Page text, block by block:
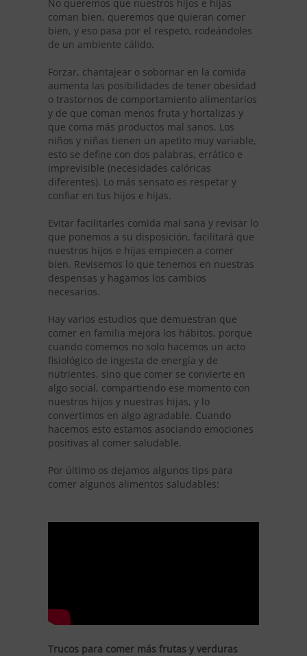
No queremos que nuestros hijos e hijas
coman bien, queremos que quieran comer
bien, y eso pasa por el respeto, rodeándoles
de un ambiente cálido.
Forzar, chantajear o sobornar en la comida
aumenta las posibilidades de tener obesidad
o trastornos de comportamiento alimentarios
y de que coman menos fruta y hortalizas y
que coma más productos mal sanos. Los
niños y niñas tienen un apetito muy variable,
esto se define con dos palabras, errático e
imprevisible (necesidades calóricas
diferentes). Lo más sensato es respetar y
confiar en tus hijos e hijas.
Evitar facilitarles comida mal sana y revisar lo
que ponemos a su disposición, facilitará que
nuestros hijos e hijas empiecen a comer
bien. Revisemos lo que tenemos en nuestras
despensas y hagamos los cambios
necesarios.
Hay varios estudios que demuestran que
comer en familia mejora los hábitos, porque
cuando comemos no solo hacemos un acto
fisiológico de ingesta de energía y de
nutrientes, sino que comer se convierte en
algo social, compartiendo ese momento con
nuestros hijos y nuestras hijas, y lo
convertimos en algo agradable. Cuando
hacemos esto estamos asociando emociones
positivas al comer saludable.
Por último os dejamos algunos tips para
comer algunos alimentos saludables:
Trucos para comer más frutas y verduras